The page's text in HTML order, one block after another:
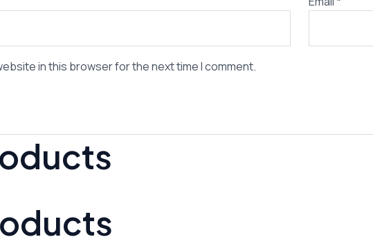
in this browser for the next time I comment.